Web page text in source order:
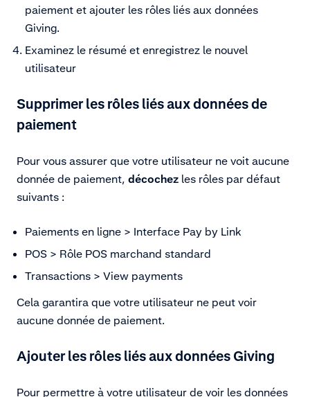
paiement et ajouter les rôles liés aux données
Giving.
Examinez le résumé et enregistrez le nouvel
utilisateur
Supprimer les rôles liés aux données de
paiement
Pour vous assurer que votre utilisateur ne voit aucune
donnée de paiement, décochez les rôles par défaut
suivants :
Paiements en ligne > Interface Pay by Link
POS > Rôle POS marchand standard
Transactions > View payments
Cela garantira que votre utilisateur ne peut voir
aucune donnée de paiement.
Ajouter les rôles liés aux données Giving
Pour permettre à votre utilisateur de voir les données